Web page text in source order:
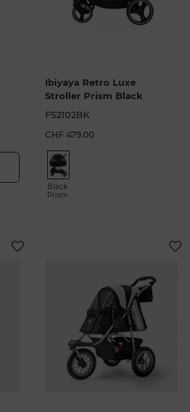
Ibiyaya Retro Luxe
Stroller Prism Black
FS2102BK
CHF 479.00
Black
Prism